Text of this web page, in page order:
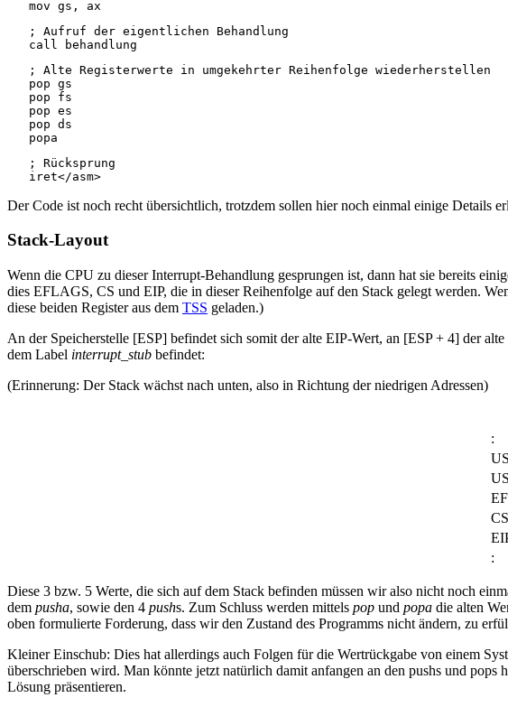
   ; Aufruf der eigentlichen Behandlung
   ; Alte Registerwerte in umgekehrter Reihenfolge wiederherstellen
   pop gs
   pop fs
   pop es
   pop ds
   ; Rücksprung
Der Code ist noch recht übersichtlich, trotzdem sollen hier noch einmal einige Details
Stack-Layout
Wenn die CPU zu dieser Interrupt-Behandlung gesprungen ist, dann hat sie bereits
dies EFLAGS, CS und EIP, die in dieser Reihenfolge auf den Stack gelegt werden.
diese beiden Register aus dem TSS geladen.)
An der Speicherstelle [ESP] befindet sich somit der alte EIP-Wert, an [ESP + 4] der
dem Label interrupt_stub befindet:
(Erinnerung: Der Stack wächst nach unten, also in Richtung der niedrigen Adressen)
:
CS
:
Diese 3 bzw. 5 Werte, die sich auf dem Stack befinden müssen wir also nicht noch
dem pusha, sowie den 4 pushs. Zum Schluss werden mittels pop und popa die alten
oben formulierte Forderung, dass wir den Zustand des Programms nicht ändern, zu
Kleiner Einschub: Dies hat allerdings auch Folgen für die Wertrückgabe von einem
überschrieben wird. Man könnte jetzt natürlich damit anfangen an den pushs und
Lösung präsentieren.